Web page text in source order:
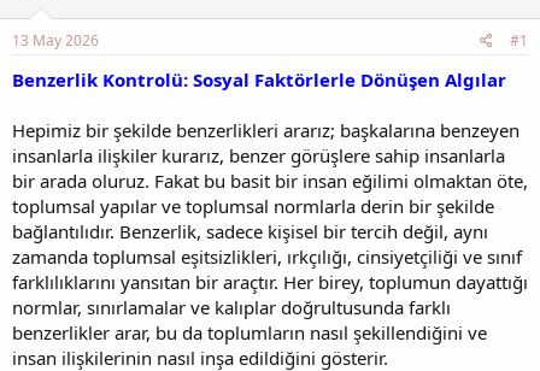
b
a
ş
t
a
n
ç
r
i
h
i
13 May 2026 #1
Benzerlik Kontrolü: Sosyal Faktörlerle Dönüşen Algılar
Hepimiz bir şekilde benzerlikleri ararız; başkalarına benzeyen
insanlarla ilişkiler kurarız, benzer görüşlere sahip insanlarla
bir arada oluruz. Fakat bu basit bir insan eğilimi olmaktan öte,
toplumsal yapılar ve toplumsal normlarla derin bir şekilde
bağlantılıdır. Benzerlik, sadece kişisel bir tercih değil, aynı
zamanda toplumsal eşitsizlikleri, ırkçılığı, cinsiyetçiliği ve sınıf
farklılıklarını yansıtan bir araçtır. Her birey, toplumun dayattığı
normlar, sınırlamalar ve kalıplar doğrultusunda farklı
benzerlikler arar, bu da toplumların nasıl şekillendiğini ve
insan ilişkilerinin nasıl inşa edildiğini gösterir.